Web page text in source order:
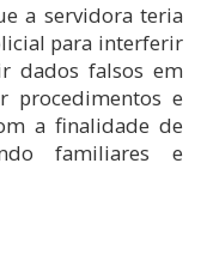
a servidora teria
para interferir
dados falsos em
procedimentos e
a finalidade de
familiares e